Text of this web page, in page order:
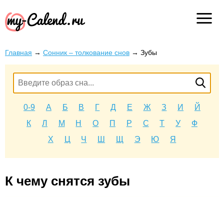
Главная → Сонник – толкование снов → Зубы
0-9 А Б В Г Д Е Ж З И
Й
К
Л М Н О П Р С Т У
Ф
Х
Ц Ч Ш Щ Э Ю Я
К чему снятся зубы